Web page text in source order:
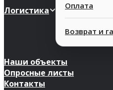
Логистика Оплата
Возврат и
Наши объекты
Опросные листы
Контакты